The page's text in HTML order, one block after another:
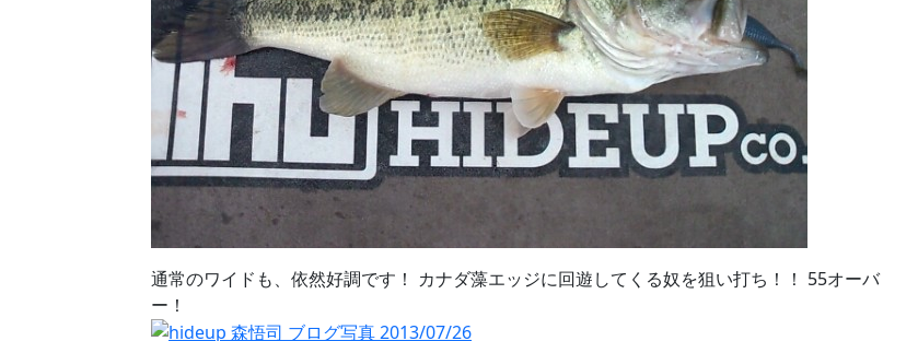
通常のワイドも、依然好調です！ カナダ藻エッジに回遊してくる奴を狙い打ち！！ 55オーバ
ー！